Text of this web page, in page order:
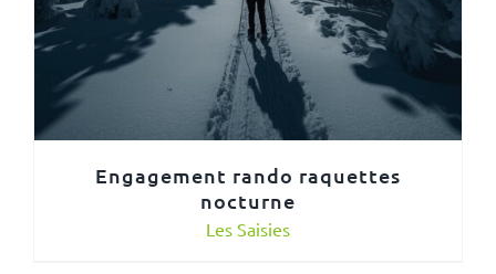
Engagement rando raquettes
nocturne
Les Saisies